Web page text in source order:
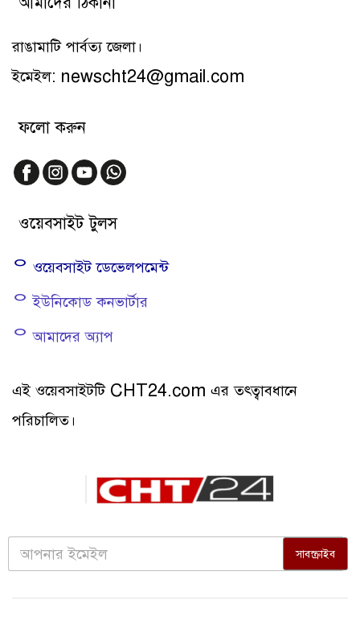
রাঙামাটি পার্বত্য জেলা।
ইমেইল: newscht24@gmail.com
ফলো করুন
ওয়েবসাইট টুলস
ᄋ ওয়েবসাইট ডেভেলপমেন্ট
ᄋ ইউনিকোড কনভার্টার
ᄋ আমাদের অ্যাপ
এই ওয়েবসাইটটি CHT24.com এর তত্ত্বাবধানে
পরিচালিত।
সাবস্ক্রাইব